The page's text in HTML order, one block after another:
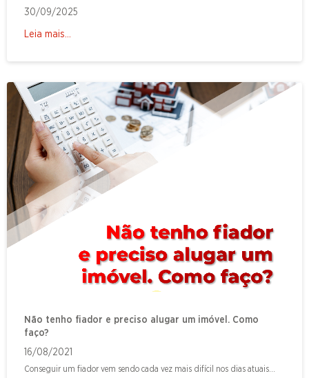
30/09/2025
Leia mais...
Não tenho fiador e preciso alugar um imóvel. Como
faço?
16/08/2021
Conseguir um fiador vem sendo cada vez mais difícil nos dias atuais...